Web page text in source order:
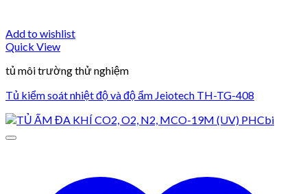
Add to wishlist
Quick View
tủ môi trường thử nghiệm
Tủ kiểm soát nhiệt độ và độ ẩm Jeiotech TH-TG-408